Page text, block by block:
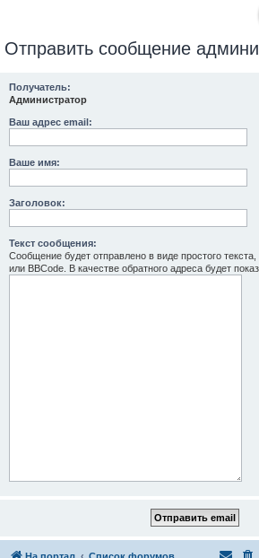
Отправить сообщение
Получатель:
Администратор
Ваш адрес email:
Ваше имя:
Заголовок:
Текст сообщения:
Сообщение будет отправлено в виде простого
или BBCode. В качестве обратного адреса будет